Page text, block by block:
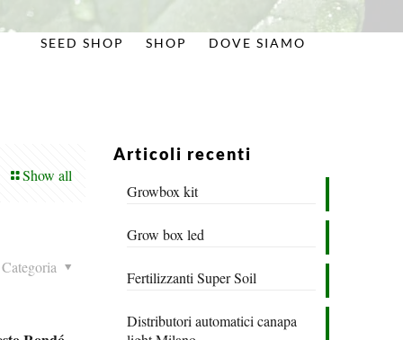
SEED SHOP SHOP DOVE SIAMO
Show all
Categoria
Articoli recenti
Growbox kit
Grow box led
Fertilizzanti Super Soil
Distributori automatici canapa